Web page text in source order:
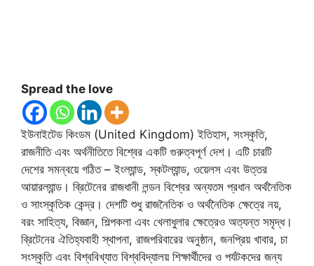
Spread the love
ইউনাইটেড কিংডম (United Kingdom) ইতিহাস, সংস্কৃতি,
রাজনীতি এবং অর্থনীতিতে বিশ্বের একটি গুরুত্বপূর্ণ দেশ। এটি চারটি
দেশের সমন্বয়ে গঠিত – ইংল্যান্ড, স্কটল্যান্ড, ওয়েলস এবং উত্তর
আয়ারল্যান্ড। ব্রিটেনের রাজধানী লন্ডন বিশ্বের অন্যতম প্রধান অর্থনৈতিক
ও সাংস্কৃতিক কেন্দ্র। দেশটি শুধু রাজনৈতিক ও অর্থনৈতিক ক্ষেত্রে নয়,
বরং সাহিত্য, বিজ্ঞান, শিল্পকলা এবং খেলাধুলার ক্ষেত্রেও অত্যন্ত সমৃদ্ধ।
ব্রিটেনের ঐতিহ্যবাহী স্থাপনা, রাজপরিবারের অনুষ্ঠান, জনপ্রিয় খাবার, চা
সংস্কৃতি এবং বিশ্ববিখ্যাত বিশ্ববিদ্যালয় শিক্ষার্থীদের ও পর্যটকদের জন্য